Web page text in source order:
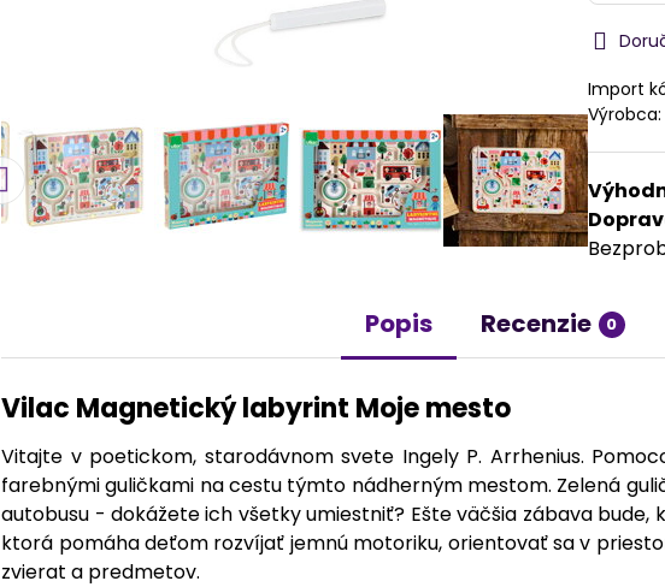
Import
Popis Recenzie 0
Vilac Magnetický labyrint Moje mesto
Vitajte v poetickom, starodávnom svete Ingely P. Arrhenius.
farebnými guličkami na cestu týmto nádherným mestom. Zelená
autobusu - dokážete ich všetky umiestniť? Ešte väčšia zábava bude,
ktorá pomáha deťom rozvíjať jemnú motoriku, orientovať sa v
zvierat a predmetov.